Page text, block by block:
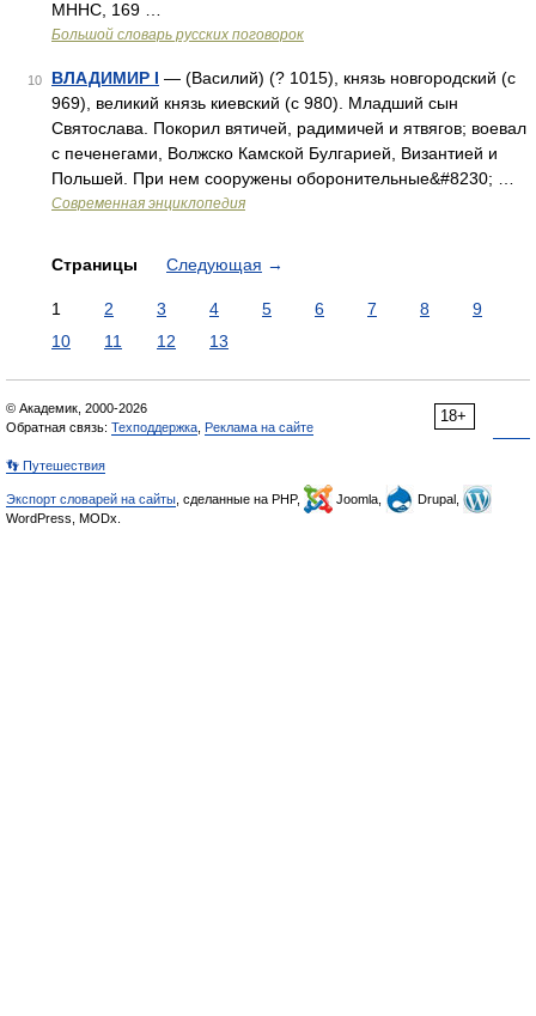
МННС, 169 …
Большой словарь русских поговорок
10 ВЛАДИМИР I — (Василий) (? 1015), князь новгородский (с
969), великий князь киевский (с 980). Младший сын
Святослава. Покорил вятичей, радимичей и ятвягов; воевал
с печенегами, Волжско Камской Булгарией, Византией и
Польшей. При нем сооружены оборонительные&#8230; …
Современная энциклопедия
Страницы Следующая →
1 2 3 4 5 6 7 8
9
10
11 12 13
18+
© Академик, 2000-2026
Обратная связь: Техподдержка Реклама на сайте
👣 Путешествия
Экспорт словарей на сайты , сделанные на PHP, Joomla,
Drupal,
WordPress, MODx.